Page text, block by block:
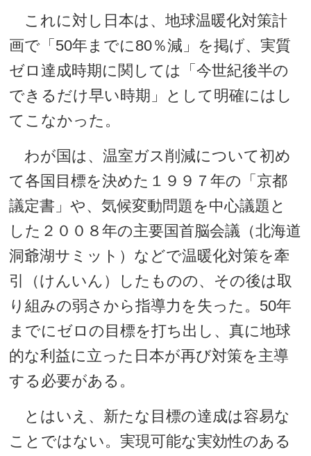
これに対し日本は、地球温暖化対策計
画で「50年までに80％減」を掲げ、実質
ゼロ達成時期に関しては「今世紀後半の
できるだけ早い時期」として明確にはし
てこなかった。
わが国は、温室ガス削減について初め
て各国目標を決めた１９９７年の「京都
議定書」や、気候変動問題を中心議題と
した２００８年の主要国首脳会議（北海道
洞爺湖サミット）などで温暖化対策を牽
引（けんいん）したものの、その後は取
り組みの弱さから指導力を失った。50年
までにゼロの目標を打ち出し、真に地球
的な利益に立った日本が再び対策を主導
する必要がある。
とはいえ、新たな目標の達成は容易な
ことではない。実現可能な実効性のある